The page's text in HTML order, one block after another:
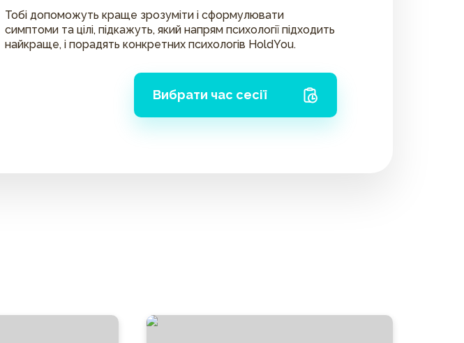
Тобі допоможуть краще зрозуміти і сформулювати
симптоми та цілі, підкажуть, який напрям психології підходить
найкраще, і порадять конкретних психологів HoldYou.
Вибрати час сесії